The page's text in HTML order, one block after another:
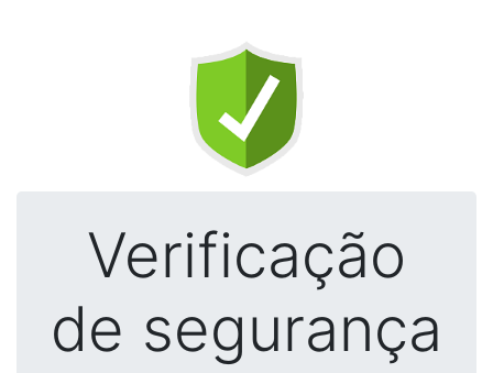
Verificação
de segurança